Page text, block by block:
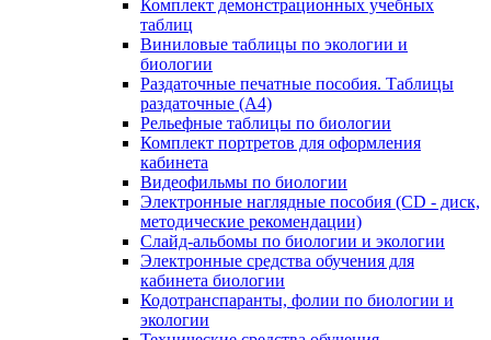
Комплект демонстрационных учебных
таблиц
Виниловые таблицы по экологии и
биологии
Раздаточные печатные пособия. Таблицы
раздаточные (А4)
Рельефные таблицы по биологии
Комплект портретов для оформления
кабинета
Видеофильмы по биологии
Электронные наглядные пособия (CD - диск,
методические рекомендации)
Слайд-альбомы по биологии и экологии
Электронные средства обучения для
кабинета биологии
Кодотранспаранты, фолии по биологии и
экологии